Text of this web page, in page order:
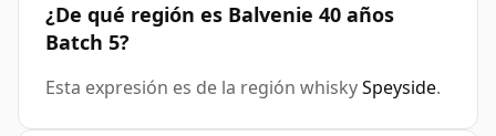
¿De qué región es Balvenie 40 años
Batch 5?
Esta expresión es de la región whiskySpeyside.